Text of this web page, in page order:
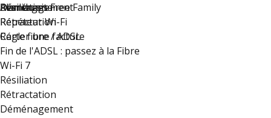
Déménagement
Résiliation
Rétractation
Régler une facture
Plan du site
Avantages Free Family
Répéteur Wi-Fi
Carte fibre / ADSL
Fin de l'ADSL : passez à la Fibre
Wi-Fi 7
Résiliation
Rétractation
Déménagement